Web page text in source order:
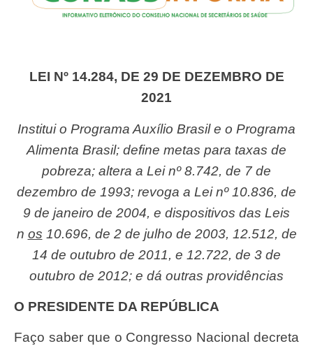
LEI Nº 14.284, DE 29 DE DEZEMBRO DE
2021
Institui o Programa Auxílio Brasil e o Programa
Alimenta Brasil; define metas para taxas de
pobreza; altera a Lei nº 8.742, de 7 de
dezembro de 1993; revoga a Lei nº 10.836, de
9 de janeiro de 2004, e dispositivos das Leis
n os 10.696, de 2 de julho de 2003, 12.512, de
14 de outubro de 2011, e 12.722, de 3 de
outubro de 2012; e dá outras providências
O PRESIDENTE DA REPÚBLICA
Faço saber que o Congresso Nacional decreta